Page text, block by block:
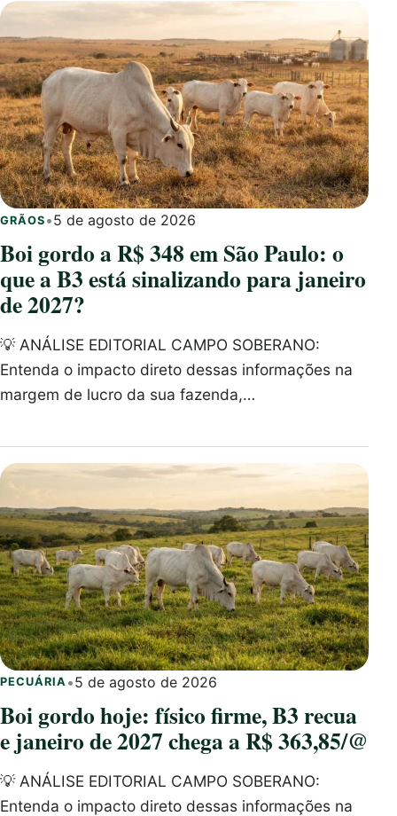
GRÃOS •5 de agosto de 2026
Boi gordo a R$ 348 em São Paulo: o
que a B3 está sinalizando para janeiro
de 2027?
💡 ANÁLISE EDITORIAL CAMPO SOBERANO:
Entenda o impacto direto dessas informações na
margem de lucro da sua fazenda,…
PECUÁRIA •5 de agosto de 2026
Boi gordo hoje: físico firme, B3 recua
e janeiro de 2027 chega a R$ 363,85/@
💡 ANÁLISE EDITORIAL CAMPO SOBERANO:
Entenda o impacto direto dessas informações na